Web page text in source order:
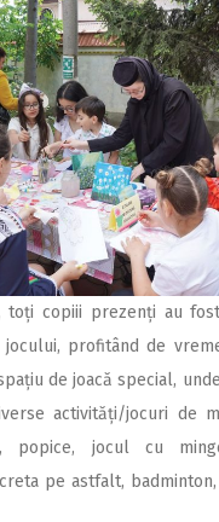
toți copiii prezenți au
profitând de
de joacă special,
activități/jocuri de
popice, jocul cu
pe astfalt,